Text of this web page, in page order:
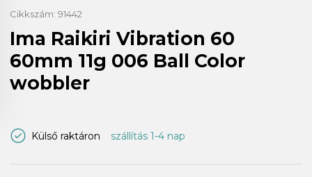
Cikkszám: 91442
Ima Raikiri Vibration 60
60mm 11g 006 Ball Color
wobbler
Külső raktáron szállítás 1-4 nap